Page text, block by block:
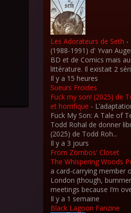
Les Adorateurs de Seth -
(1988-1991) d' Yvan
BD et de Comics mais
littérature. Il existait 2
Il y a 15 heures
Sueurs Froides
Fuck my son! (2025) de
et horrifique -
Fuck My Son: A Tale of
Todd Rohal de donner
(2025) de Todd Roh...
Il y a 3 jours
From Zombos' Closet
The Whispering Woods
a card-carrying member
London (though,
meetings because I’m
Il y a 1 semaine
Black Lagoon Fanzine